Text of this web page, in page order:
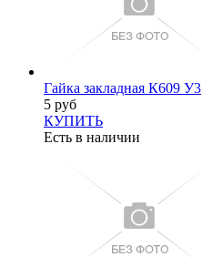
Гайка закладная К609 У3
5 руб
КУПИТЬ
Есть в наличии